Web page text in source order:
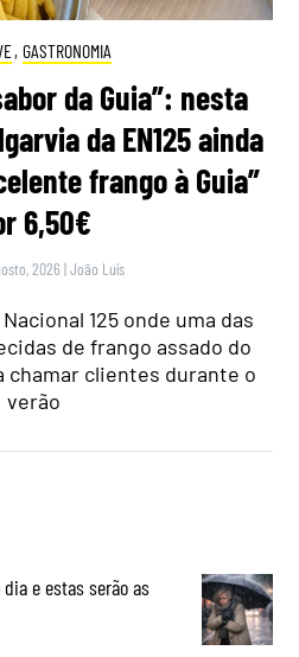
, GASTRONOMIA
da Guia”: nesta
da EN125 ainda
frango à Guia”
6,50€
2026 |João Luís
125 onde uma das
de frango assado do
chamar clientes durante o
verão
e estas serão as